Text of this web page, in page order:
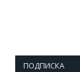
ПОДПИСКА